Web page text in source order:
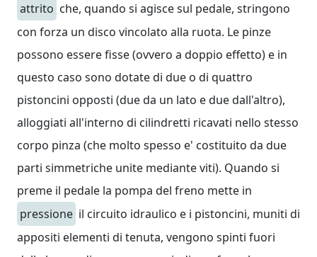
attrito che, quando si agisce sul pedale, stringono
con forza un disco vincolato alla ruota. Le pinze
possono essere fisse (ovvero a doppio effetto) e in
questo caso sono dotate di due o di quattro
pistoncini opposti (due da un lato e due dall'altro),
alloggiati all'interno di cilindretti ricavati nello stesso
corpo pinza (che molto spesso e' costituito da due
parti simmetriche unite mediante viti). Quando si
preme il pedale la pompa del freno mette in
pressione il circuito idraulico e i pistoncini, muniti di
appositi elementi di tenuta, vengono spinti fuori